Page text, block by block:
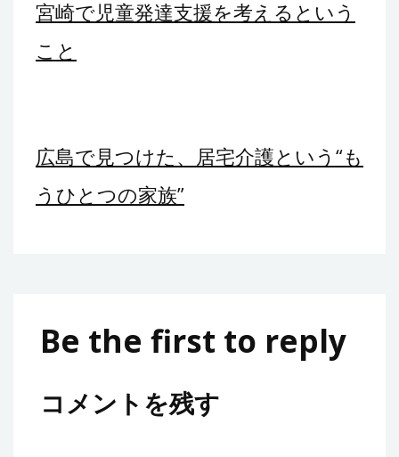
宮崎で児童発達支援を考えるという
こと
広島で見つけた、居宅介護という“も
うひとつの家族”
Be the first to reply
コメントを残す